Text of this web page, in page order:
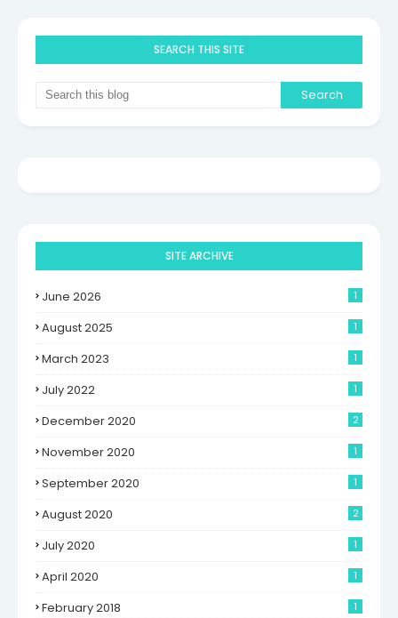
SEARCH THIS SITE
SITE ARCHIVE
June 2026 1
August 2025 1
March 2023 1
July 2022 1
December 2020 2
November 2020 1
September 2020 1
August 2020 2
July 2020 1
April 2020 1
February 2018 1